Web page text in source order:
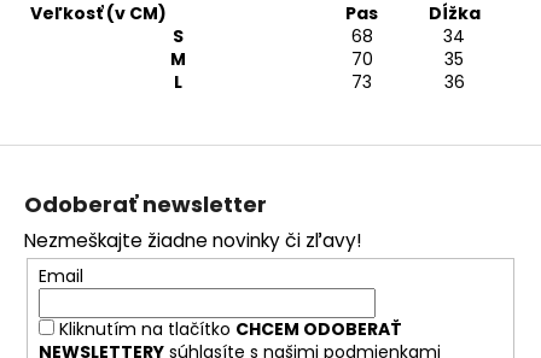
Veľkosť (v CM)
Pas
Dĺžka
S
68
34
M
70
35
L
73 36
Odoberať newsletter
Nezmeškajte žiadne novinky či zľavy!
Email
Kliknutím na tlačítko CHCEM ODOBERAŤ
NEWSLETTERYsúhlasíte s našimi podmienkami